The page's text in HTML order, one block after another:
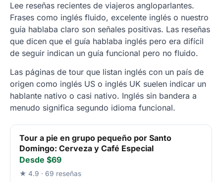
Lee reseñas recientes de viajeros angloparlantes.
Frases como inglés fluido, excelente inglés o nuestro
guía hablaba claro son señales positivas. Las reseñas
que dicen que el guía hablaba inglés pero era difícil
de seguir indican un guía funcional pero no fluido.
Las páginas de tour que listan inglés con un país de
origen como inglés US o inglés UK suelen indicar un
hablante nativo o casi nativo. Inglés sin bandera a
menudo significa segundo idioma funcional.
Tour a pie en grupo pequeño por Santo
Domingo: Cerveza y Café Especial
Desde $69
★ 4.9 · 69 reseñas